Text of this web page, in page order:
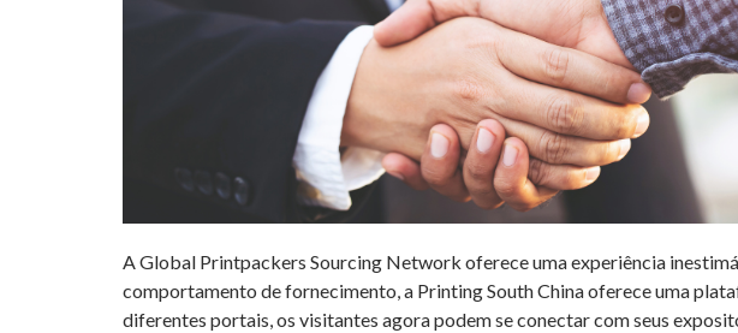
A Global Printpackers Sourcing Network oferece uma experiência
comportamento de fornecimento, a Printing South China oferece uma
diferentes portais, os visitantes agora podem se conectar com seus